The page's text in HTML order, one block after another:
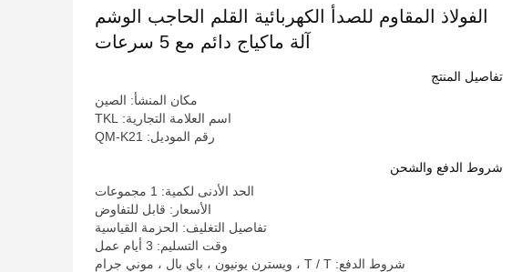
الفولاذ المقاوم للصدأ الكهربائية القلم الحاجب الوشم
آلة ماكياج دائم مع 5 سرعات
تفاصيل المنتج
مكان المنشأ: الصين
اسم العلامة التجارية: TKL
رقم الموديل: QM-K21
شروط الدفع والشحن
الحد الأدنى لكمية: 1 مجموعات
الأسعار: قابل للتفاوض
تفاصيل التغليف: الحزمة القياسية
وقت التسليم: 3 أيام عمل
شروط الدفع: T / T ، ويسترن يونيون ، باي بال ، موني جرام